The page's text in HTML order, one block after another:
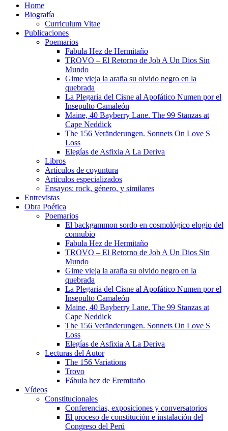
Home
Biografía
Curriculum Vitae​
Publicaciones
Poemarios
Fabula Hez de Hermitaño
TROVO – El Retorno de Job A Un Dios Sin
Mundo
Gime vieja la araña su olvido negro en la
quebrada
La Plegaria del Cisne al Apofático Numen por el
Insepulto Camaleón
Maine, 40 Bayberry Lane. The 99 Stanzas at
Cape Neddick
The 156 Veränderungen. Sonnets On Love S
Loss
Elegías de Asfixia A La Deriva
Libros
Artículos de coyuntura
Artículos especializados
Ensayos: rock, género, y similares
Entrevistas
Obra Poética
Poemarios
El backgammon sordo en cosmológico elogio del
connubio
Fabula Hez de Hermitaño
TROVO – El Retorno de Job A Un Dios Sin
Mundo
Gime vieja la araña su olvido negro en la
quebrada
La Plegaria del Cisne al Apofático Numen por el
Insepulto Camaleón
Maine, 40 Bayberry Lane. The 99 Stanzas at
Cape Neddick
The 156 Veränderungen. Sonnets On Love S
Loss
Elegías de Asfixia A La Deriva
Lecturas del Autor
The 156 Variations
Trovo
Fábula hez de Eremitaño
Vídeos
Constitucionales
Conferencias, exposiciones y conversatorios
El proceso de constitución e instalación del
Congreso del Perú